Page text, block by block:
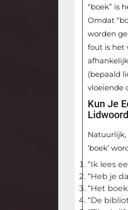
“boek” is
Omdat
worden
fout is het
(bepaald
vloeiende
Kun Je
Natuurlijk,
‘boek’
“Ik lees
“Heb je
“Het
“De